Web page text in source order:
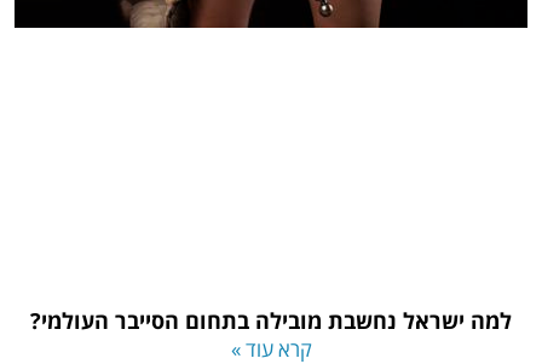
למה ישראל נחשבת מובילה בתחום הסייבר העולמי?
קרא עוד »